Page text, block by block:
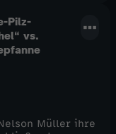
Pilz-
vs.
Müller ihre